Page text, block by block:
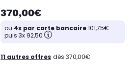
370,00€
ou 4x par carte bancaire101,75€
puis 3x 92,50
11 autres offres dès 370,00€